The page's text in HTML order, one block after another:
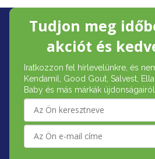
Tudjon meg
akciót és
Iratkozzon fel hírlevelünkre, és
Kendamil, Good Gout, Salvest,
Baby és más márkák